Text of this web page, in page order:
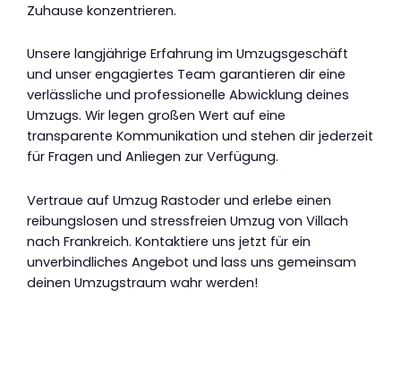
Zuhause konzentrieren.
Unsere langjährige Erfahrung im Umzugsgeschäft
und unser engagiertes Team garantieren dir eine
verlässliche und professionelle Abwicklung deines
Umzugs. Wir legen großen Wert auf eine
transparente Kommunikation und stehen dir jederzeit
für Fragen und Anliegen zur Verfügung.
Vertraue auf Umzug Rastoder und erlebe einen
reibungslosen und stressfreien Umzug von Villach
nach Frankreich. Kontaktiere uns jetzt für ein
unverbindliches Angebot und lass uns gemeinsam
deinen Umzugstraum wahr werden!